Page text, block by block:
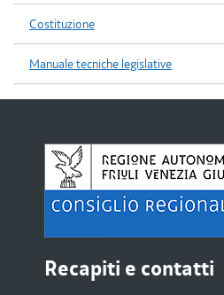
Costituzione
Manuale tecniche legislative
Recapiti e contatti